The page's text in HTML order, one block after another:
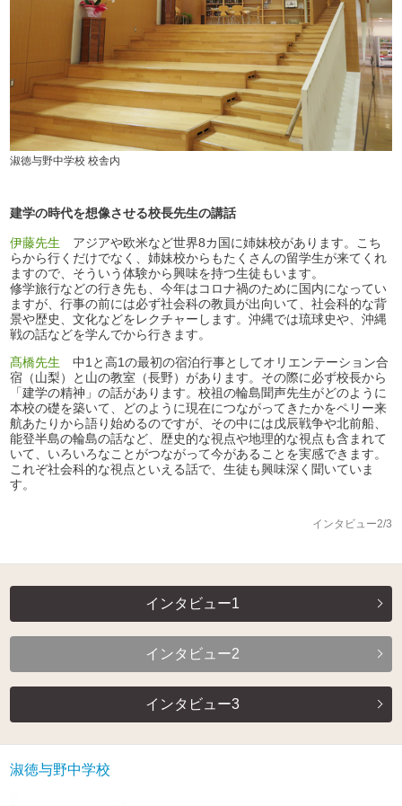
淑徳与野中学校 校舎内
建学の時代を想像させる校長先生の講話
伊藤先生 アジアや欧米など世界8カ国に姉妹校があります。こち
らから行くだけでなく、姉妹校からもたくさんの留学生が来てくれ
ますので、そういう体験から興味を持つ生徒もいます。
修学旅行などの行き先も、今年はコロナ禍のために国内になってい
ますが、行事の前には必ず社会科の教員が出向いて、社会科的な背
景や歴史、文化などをレクチャーします。沖縄では琉球史や、沖縄
戦の話などを学んでから行きます。
髙橋先生 中1と高1の最初の宿泊行事としてオリエンテーション合
宿（山梨）と山の教室（長野）があります。その際に必ず校長から
「建学の精神」の話があります。校祖の輪島聞声先生がどのように
本校の礎を築いて、どのように現在につながってきたかをペリー来
航あたりから語り始めるのですが、その中には戊辰戦争や北前船、
能登半島の輪島の話など、歴史的な視点や地理的な視点も含まれて
いて、いろいろなことがつながって今があることを実感できます。
これぞ社会科的な視点といえる話で、生徒も興味深く聞いていま
す。
インタビュー2/3
インタビュー1
インタビュー2
インタビュー3
淑徳与野中学校